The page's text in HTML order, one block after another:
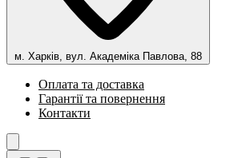
м. Харків, вул. Академіка Павлова, 88
Оплата та доставка
Гарантії та повернення
Контакти